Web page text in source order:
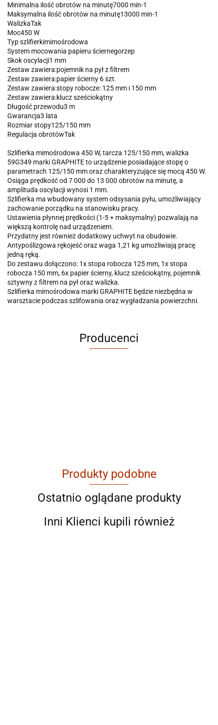
Minimalna ilość obrotów na minutę7000 min-1
Maksymalna ilość obrotów na minutę13000 min-1
WalizkaTak
Moc450 W
Typ szlifierkimimośrodowa
System mocowania papieru ściernegorzep
Skok oscylacji1 mm
Zestaw zawiera:pojemnik na pył z filtrem
Zestaw zawiera:papier ścierny 6 szt.
Zestaw zawiera:stopy robocze: 125 mm i 150 mm
Zestaw zawiera:klucz sześciokątny
Długość przewodu3 m
Gwarancja3 lata
Rozmiar stopy125/150 mm
Regulacja obrotówTak
Szlifierka mimośrodowa 450 W, tarcza 125/150 mm, walizka
59G349 marki GRAPHITE to urządzenie posiadające stopę o
parametrach 125/150 mm oraz charakteryzujące się mocą 450 W.
Osiąga prędkość od 7 000 do 13 000 obrotów na minutę, a
amplituda oscylacji wynosi 1 mm.
Szlifierka ma wbudowany system odsysania pyłu, umożliwiający
zachowanie porządku na stanowisku pracy.
Ustawienia płynnej prędkości (1-5 + maksymalny) pozwalają na
większą kontrolę nad urządzeniem.
Przydatny jest również dodatkowy uchwyt na obudowie.
Antypoślizgowa rękojeść oraz waga 1,21 kg umożliwiają pracę
jedną ręką.
Do zestawu dołączono: 1x stopa robocza 125 mm, 1x stopa
robocza 150 mm, 6x papier ścierny, klucz sześciokątny, pojemnik
sztywny z filtrem na pył oraz walizka.
Szlifierka mimośrodowa marki GRAPHITE będzie niezbędna w
warsztacie podczas szlifowania oraz wygładzania powierzchni.
Producenci
AGAM
Produkty podobne
Ostatnio oglądane produkty
Inni Klienci kupili również